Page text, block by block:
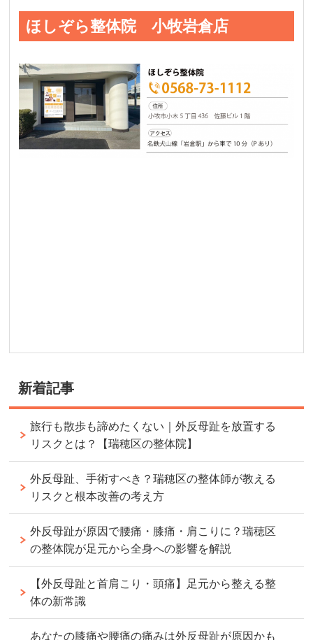
ほしぞら整体院 小牧岩倉店
新着記事
旅行も散歩も諦めたくない｜外反母趾を放置する
リスクとは？【瑞穂区の整体院】
外反母趾、手術すべき？瑞穂区の整体師が教える
リスクと根本改善の考え方
外反母趾が原因で腰痛・膝痛・肩こりに？瑞穂区
の整体院が足元から全身への影響を解説
【外反母趾と首肩こり・頭痛】足元から整える整
体の新常識
あなたの膝痛や腰痛の痛みは外反母趾が原因かも